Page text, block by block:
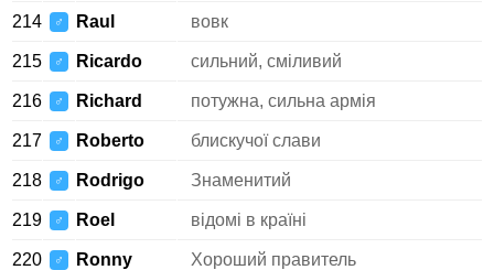
214 ♂ Raul вовк
215 ♂ Ricardo сильний, сміливий
216 ♂ Richard потужна, сильна армія
217 ♂ Roberto блискучої слави
218 ♂ Rodrigo Знаменитий
219 ♂ Roel відомі в країні
220 ♂ Ronny Хороший правитель